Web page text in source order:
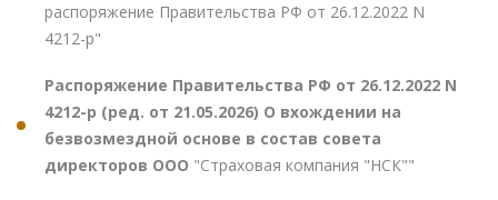
распоряжение Правительства РФ от 26.12.2022 N
4212-р"
Распоряжение Правительства РФ от 26.12.2022 N
4212-р (ред. от 21.05.2026) О вхождении на
безвозмездной основе в состав совета
директоров ООО "Страховая компания "НСК""